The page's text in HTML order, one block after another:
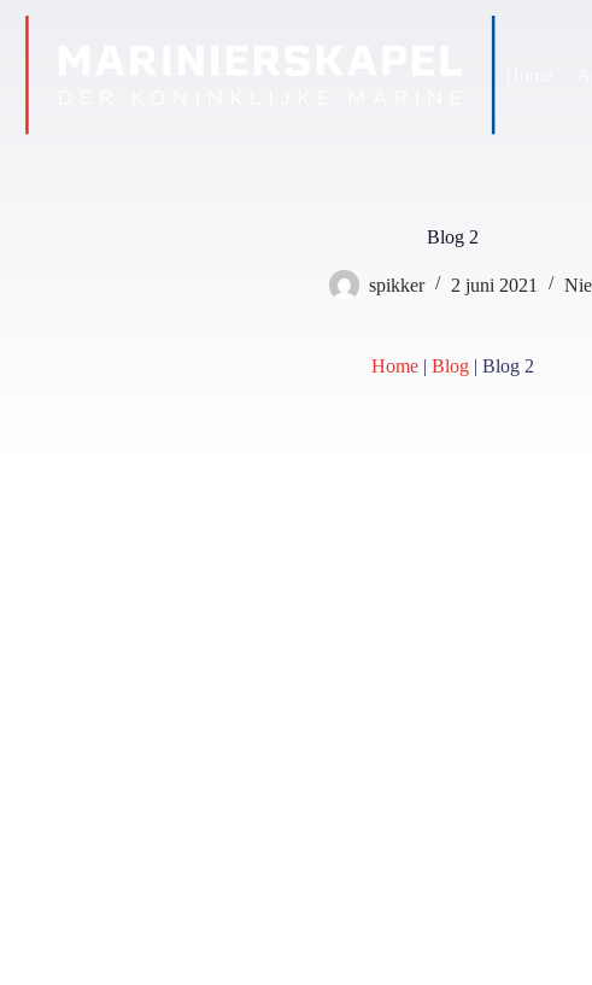
Blog 2
spikker 2 juni 2021
Home| Blog| Blog 2